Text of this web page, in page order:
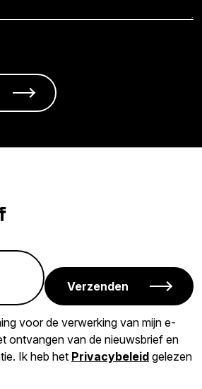
Verzenden
voor de verwerking van mijn e-
ontvangen van de nieuwsbrief en
Ik heb het Privacybeleid gelezen